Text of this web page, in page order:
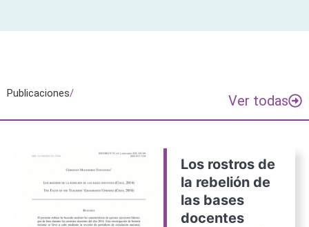
Publicaciones/ Ver todas
Los rostros de
la rebelión de
las bases
docentes